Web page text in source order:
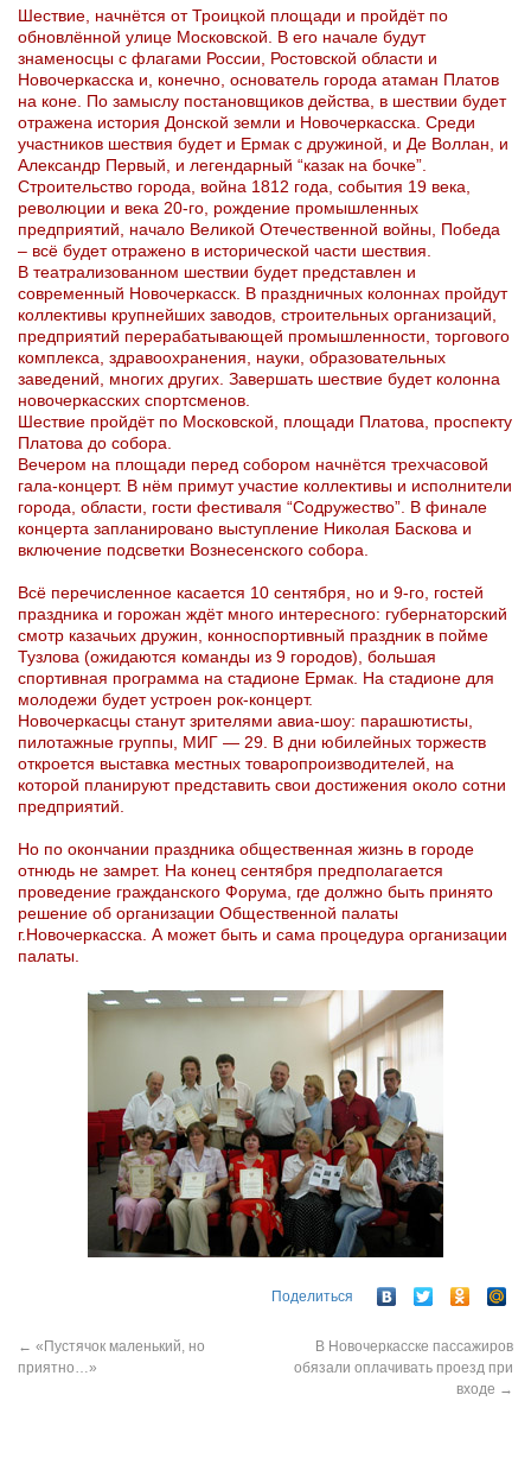
Шествие, начнётся от Троицкой площади и пройдёт по
обновлённой улице Московской. В его начале будут
знаменосцы с флагами России, Ростовской области и
Новочеркасска и, конечно, основатель города атаман Платов
на коне. По замыслу постановщиков действа, в шествии будет
отражена история Донской земли и Новочеркасска. Среди
участников шествия будет и Ермак с дружиной, и Де Воллан, и
Александр Первый, и легендарный “казак на бочке”.
Строительство города, война 1812 года, события 19 века,
революции и века 20-го, рождение промышленных
предприятий, начало Великой Отечественной войны, Победа
– всё будет отражено в исторической части шествия.
В театрализованном шествии будет представлен и
современный Новочеркасск. В праздничных колоннах пройдут
коллективы крупнейших заводов, строительных организаций,
предприятий перерабатывающей промышленности, торгового
комплекса, здравоохранения, науки, образовательных
заведений, многих других. Завершать шествие будет колонна
новочеркасских спортсменов.
Шествие пройдёт по Московской, площади Платова, проспекту
Платова до собора.
Вечером на площади перед собором начнётся трехчасовой
гала-концерт. В нём примут участие коллективы и исполнители
города, области, гости фестиваля “Содружество”. В финале
концерта запланировано выступление Николая Баскова и
включение подсветки Вознесенского собора.
Всё перечисленное касается 10 сентября, но и 9-го, гостей
праздника и горожан ждёт много интересного: губернаторский
смотр казачьих дружин, конноспортивный праздник в пойме
Тузлова (ожидаются команды из 9 городов), большая
спортивная программа на стадионе Ермак. На стадионе для
молодежи будет устроен рок-концерт.
Новочеркасцы станут зрителями авиа-шоу: парашютисты,
пилотажные группы, МИГ — 29. В дни юбилейных торжеств
откроется выставка местных товаропроизводителей, на
которой планируют представить свои достижения около сотни
предприятий.
Но по окончании праздника общественная жизнь в городе
отнюдь не замрет. На конец сентября предполагается
проведение гражданского Форума, где должно быть принято
решение об организации Общественной палаты
г.Новочеркасска. А может быть и сама процедура организации
палаты.
Поделиться
← «Пустячок маленький, но
приятно…»
В Новочеркасске пассажиров
обязали оплачивать проезд при
входе →